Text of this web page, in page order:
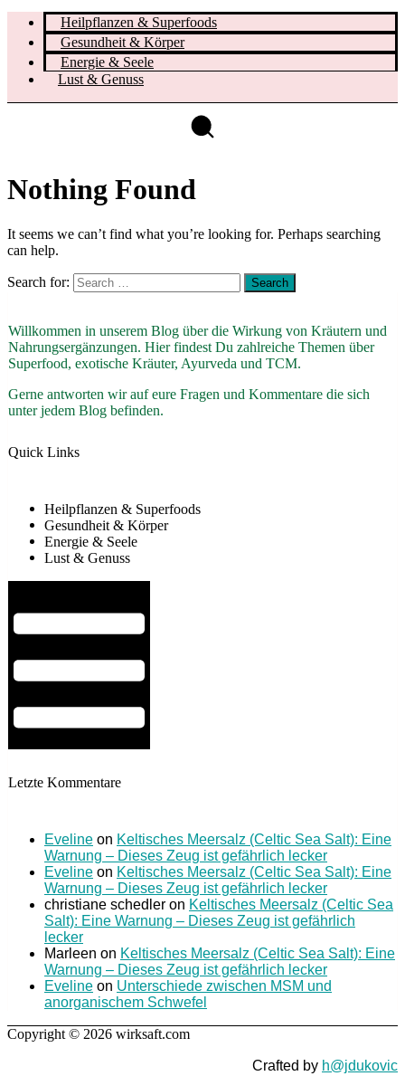
Heilpflanzen & Superfoods
Gesundheit & Körper
Energie & Seele
Lust & Genuss
Nothing Found
It seems we can’t find what you’re looking for. Perhaps searching
can help.
Search for:
Willkommen in unserem Blog über die Wirkung von Kräutern und
Nahrungsergänzungen. Hier findest Du zahlreiche Themen über
Superfood, exotische Kräuter, Ayurveda und TCM.
Gerne antworten wir auf eure Fragen und Kommentare die sich
unter jedem Blog befinden.
Quick Links
Heilpflanzen & Superfoods
Gesundheit & Körper
Energie & Seele
Lust & Genuss
Letzte Kommentare
Eveline on Keltisches Meersalz (Celtic Sea Salt): Eine
Warnung – Dieses Zeug ist gefährlich lecker
Eveline on Keltisches Meersalz (Celtic Sea Salt): Eine
Warnung – Dieses Zeug ist gefährlich lecker
christiane schedler on Keltisches Meersalz (Celtic Sea
Salt): Eine Warnung – Dieses Zeug ist gefährlich
lecker
Marleen on Keltisches Meersalz (Celtic Sea Salt): Eine
Warnung – Dieses Zeug ist gefährlich lecker
Eveline on Unterschiede zwischen MSM und
anorganischem Schwefel
Copyright © 2026 wirksaft.com
Crafted by h@jdukovic